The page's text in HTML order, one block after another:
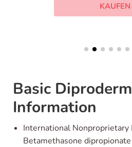
KAUFEN
Basic Diproderm
Information
International Nonproprietary
Betamethasone dipropionate